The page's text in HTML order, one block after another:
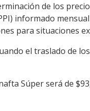
de los
informado
para situaciones
el traslado de
Súper será de